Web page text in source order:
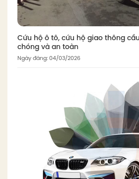
Cứu hộ ô tô, cứu hộ giao thông
chóng và an toàn
Ngày đăng: 04/03/2026